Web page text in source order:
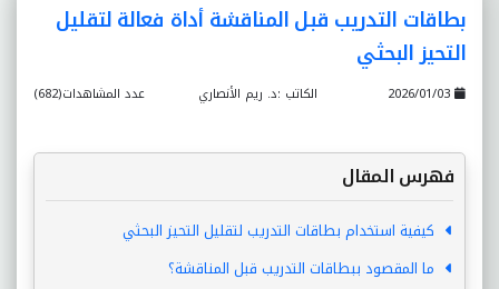
بطاقات التدريب قبل المناقشة أداة فعالة لتقليل
التحيز البحثي
عدد المشاهدات(682) الكاتب :د. ريم الأنصاري
فهرس المقال
كيفية استخدام بطاقات التدريب لتقليل التحيز البحثي
ما المقصود ببطاقات التدريب قبل المناقشة؟